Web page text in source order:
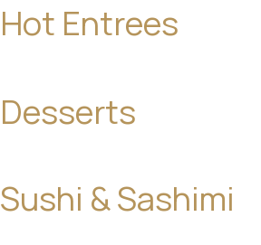
Hot Entrees
Desserts
Sushi & Sashimi